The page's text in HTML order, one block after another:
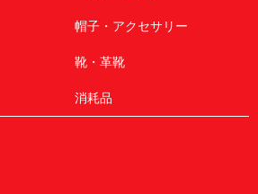
帽子・アクセサリー
靴・革靴
消耗品